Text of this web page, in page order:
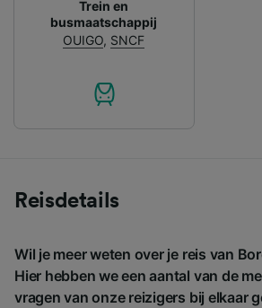
Trein en
busmaatschappij
OUIGO, SNCF
Reisdetails
Wil je meer weten over je reis van
Hier hebben we een aantal van de
vragen van onze reizigers bij elkaar